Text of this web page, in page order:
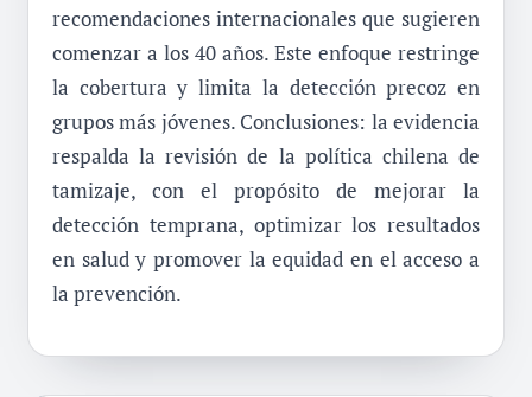
recomendaciones internacionales que sugieren
comenzar a los 40 años. Este enfoque restringe
la cobertura y limita la detección precoz en
grupos más jóvenes. Conclusiones: la evidencia
respalda la revisión de la política chilena de
tamizaje, con el propósito de mejorar la
detección temprana, optimizar los resultados
en salud y promover la equidad en el acceso a
la prevención.